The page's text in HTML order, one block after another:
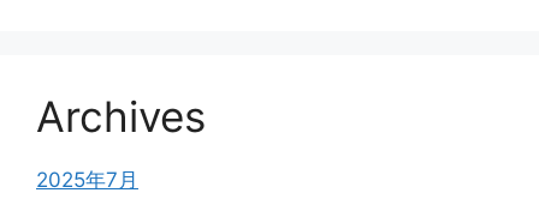
Archives
2025年7月